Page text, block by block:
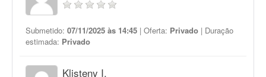
Submetido: 07/11/2025 às 14:45 | Oferta: Privado | Duração
estimada: Privado
Klisteny I.